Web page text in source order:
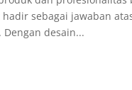
hadir sebagai jawaban
desain...